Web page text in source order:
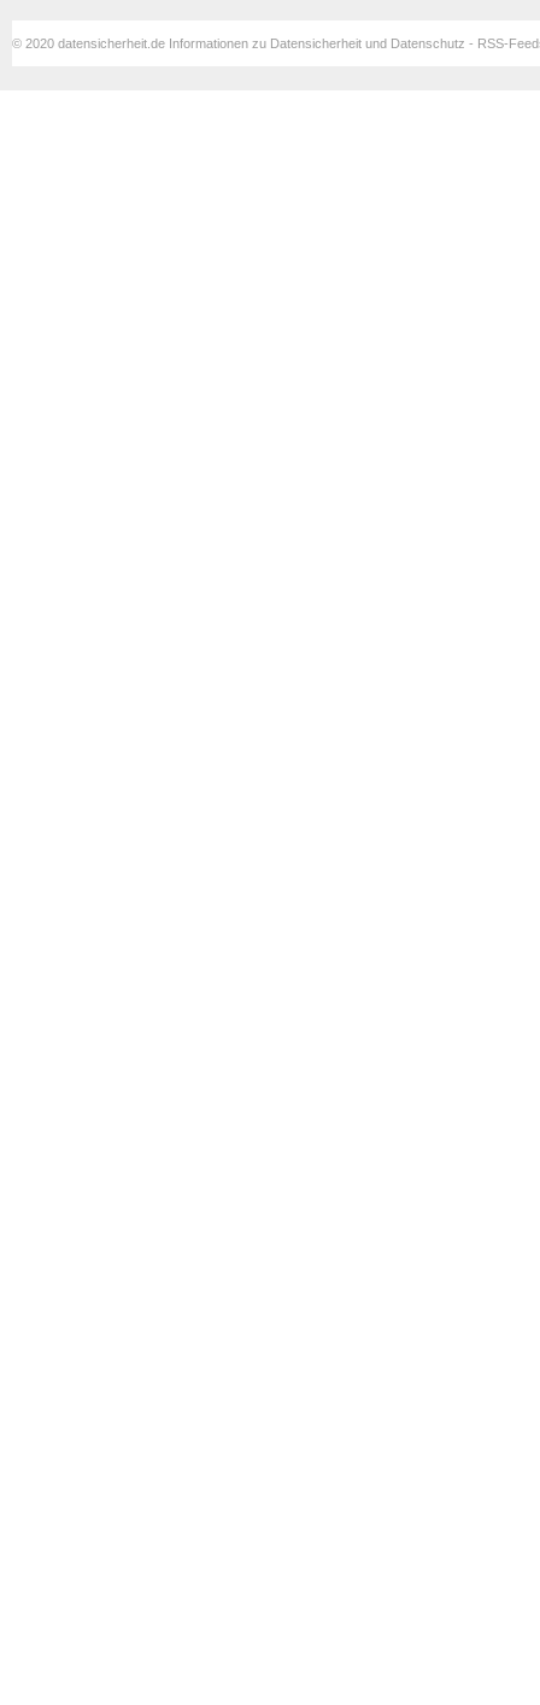
© 2020 datensicherheit.de Informationen zu Datensicherheit und Datenschutz - RSS-